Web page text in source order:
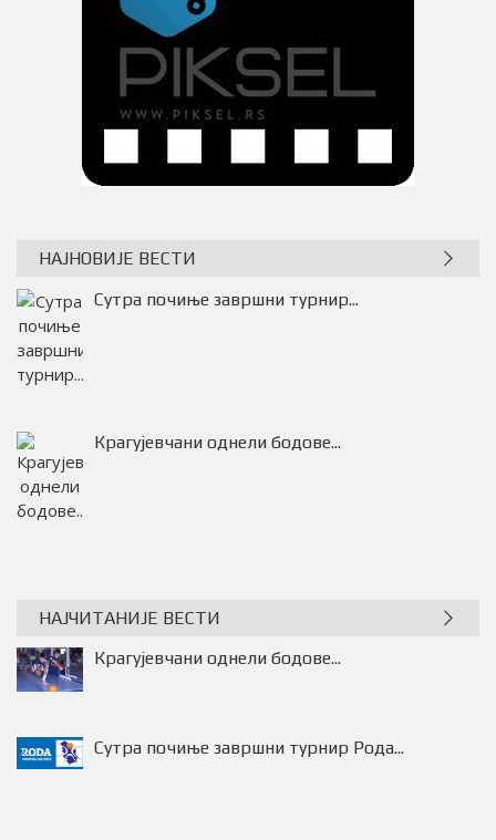
НАЈНОВИЈЕ ВЕСТИ
Крагујевчани однели бодове...
НАЈЧИТАНИЈЕ ВЕСТИ
Крагујевчани однели бодове...
Сутра почиње завршни турнир Рода...